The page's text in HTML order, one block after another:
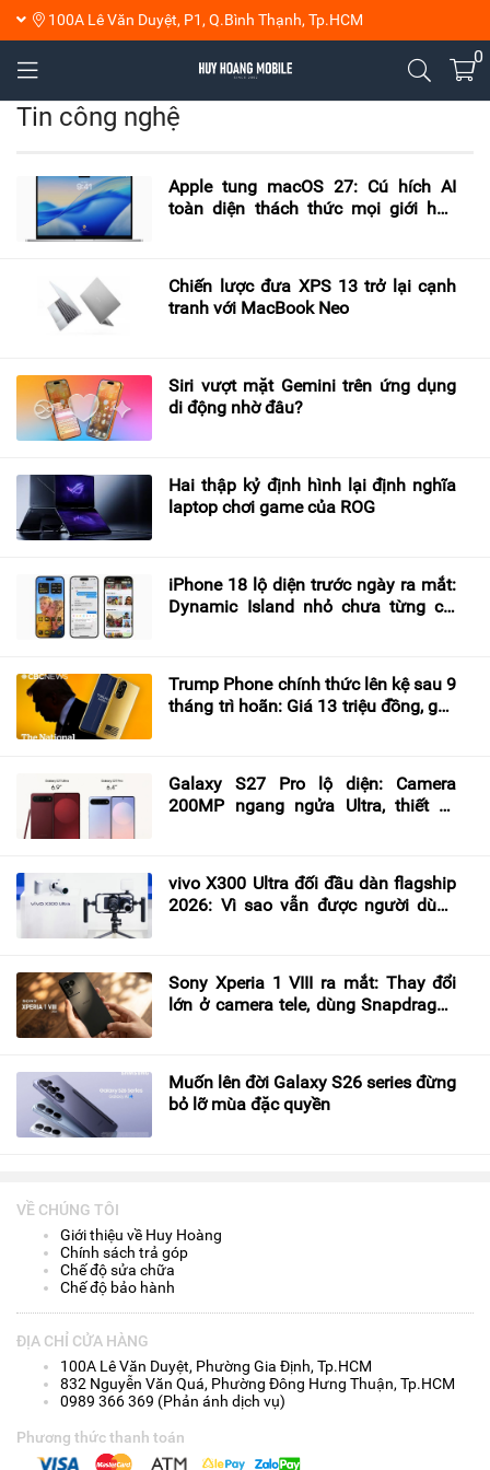
100A Lê Văn Duyệt, P1, Q.Bình Thạnh, Tp.HCM
0
Tin công nghệ
Apple tung macOS 27: Cú hích AI
toàn diện thách thức mọi giới hạn
Chiến lược đưa XPS 13 trở lại cạnh
tranh với MacBook Neo
Siri vượt mặt Gemini trên ứng dụng
di động nhờ đâu?
Hai thập kỷ định hình lại định nghĩa
laptop chơi game của ROG
iPhone 18 lộ diện trước ngày ra mắt:
Dynamic Island nhỏ chưa từng có,
Trump Phone chính thức lên kệ sau 9
tháng trì hoãn: Giá 13 triệu đồng, gây
Galaxy S27 Pro lộ diện: Camera
200MP ngang ngửa Ultra, thiết kế
vivo X300 Ultra đối đầu dàn flagship
2026: Vì sao vẫn được người dùng
Sony Xperia 1 VIII ra mắt: Thay đổi
lớn ở camera tele, dùng Snapdragon
Muốn lên đời Galaxy S26 series đừng
bỏ lỡ mùa đặc quyền
VỀ CHÚNG TÔI
Giới thiệu về Huy Hoàng
Chính sách trả góp
Chế độ sửa chữa
Chế độ bảo hành
ĐỊA CHỈ CỬA HÀNG
100A Lê Văn Duyệt, Phường Gia Định, Tp.HCM
832 Nguyễn Văn Quá, Phường Đông Hưng Thuận, Tp.HCM
0989 366 369 (Phản ánh dịch vụ)
Phương thức thanh toán